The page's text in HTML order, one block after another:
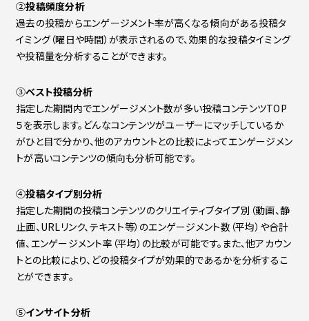
②投稿頻度分析
過去の投稿からエンゲージメント率が高くなる傾向がある投稿タ
イミング（曜日や時間）が表示されるので、効果的な投稿タイミング
や投稿量を分析することができます。
③ベスト投稿分析
指定した期間内でエンゲージメント数が多い投稿コンテンツTOP
５を表示します。どんなコンテンツがユーザーにマッチしているか
がひと目で分かり、他のアカウントとの比較によってエンゲージメン
トが高いコンテンツの傾向も分析可能です。
④投稿タイプ別分析
指定した期間の投稿コンテンツのクリエイティブタイプ別（動画、静
止画、URLリンク、テキスト等）のエンゲージメント数（平均）や合計
値、エンゲージメント率（平均）の比較が可能です。また、他アカウン
トとの比較により、どの投稿タイプが効果的であるかを分析するこ
とができます。
➄インサイト分析